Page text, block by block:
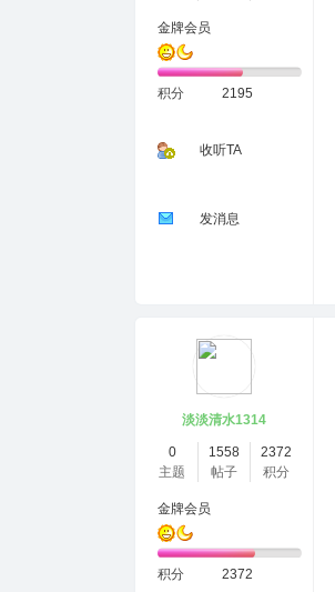
金牌会员
积分 2195
收听TA
发消息
淡淡清水1314
0
主题
1558
帖子
2372
积分
金牌会员
积分 2372